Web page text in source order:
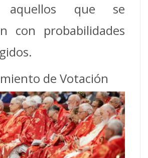
aquellos que se
con probabilidades
de Votación